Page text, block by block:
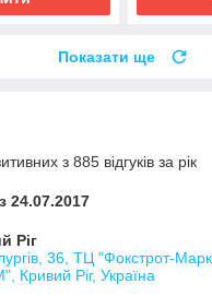
Показати ще
з 885 відгуків за рік
24.07.2017
Ріг
36, ТЦ "Фокстрот-
Кривий Ріг, Україна